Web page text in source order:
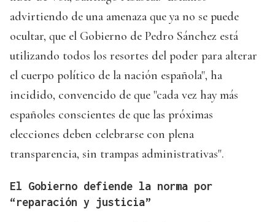
advirtiendo de una amenaza que ya no se puede
ocultar, que el Gobierno de Pedro Sánchez está
utilizando todos los resortes del poder para alterar
el cuerpo político de la nación española", ha
incidido, convencido de que "cada vez hay más
españoles conscientes de que las próximas
elecciones deben celebrarse con plena
transparencia, sin trampas administrativas".
El Gobierno defiende la norma por
“reparación y justicia”